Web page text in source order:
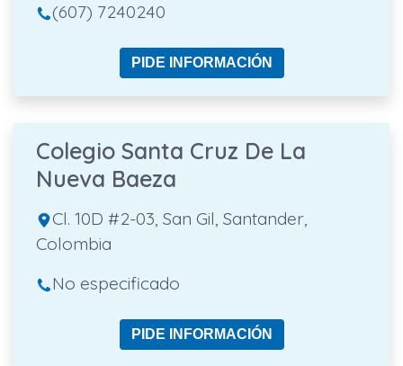
(607) 7240240
PIDE INFORMACIÓN
Colegio Santa Cruz De La
Nueva Baeza
Cl. 10D #2-03, San Gil, Santander,
Colombia
No especificado
PIDE INFORMACIÓN